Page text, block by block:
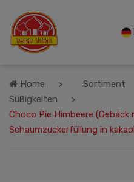
Home Sortiment
Süßigkeiten
Choco Pie Himbeere (Gebäck
Schaumzuckerfüllung in